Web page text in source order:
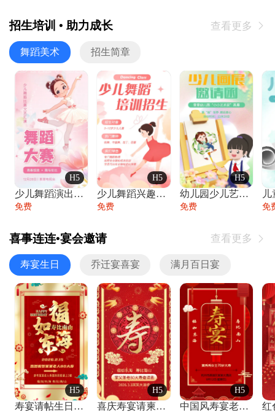
招生培训 • 助力成长 查看更多 
舞蹈美术 招生简章
H5
少儿舞蹈演出舞蹈比赛跳舞大赛文艺汇演活动
免费
H5
少儿舞蹈兴趣班艺术培训学校招生宣传
免费
H5
幼儿园少儿艺术展览绘画展摄影作品展美术展
免费 免
喜事连连•宴会邀请 查看更多 
寿宴生日 乔迁宴喜宴 满月百日宴
H5
寿宴请帖生日宴邀请函老人寿星生日快乐祝寿
H5
喜庆寿宴请柬老人生日宴会邀请函请柬过大寿
H5
中国风寿宴老人生日宴会邀请函寿宴请帖请柬